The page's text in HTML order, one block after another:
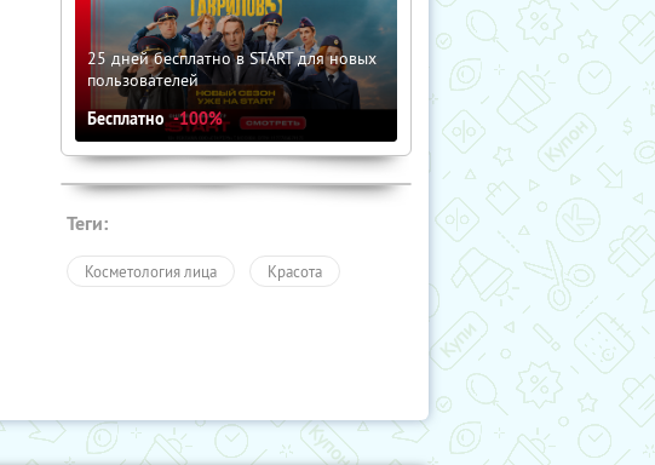
25 дней бесплатно в START для новых
пользователей
Бесплатно -100%
Теги:
Косметология лица Красота